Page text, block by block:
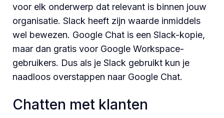
voor elk onderwerp dat relevant is binnen jouw
organisatie. Slack heeft zijn waarde inmiddels
wel bewezen. Google Chat is een Slack-kopie,
maar dan gratis voor Google Workspace-
gebruikers. Dus als je Slack gebruikt kun je
naadloos overstappen naar Google Chat.
Chatten met klanten